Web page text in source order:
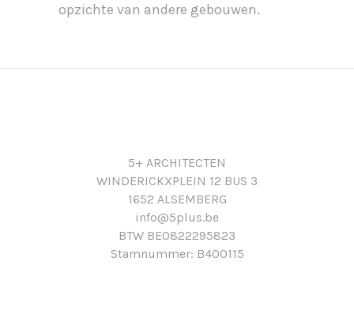
opzichte van andere gebouwen.
5+ ARCHITECTEN
WINDERICKXPLEIN 12 BUS 3
1652 ALSEMBERG
info@5plus.be
BTW BE0822295823
Stamnummer: B400115